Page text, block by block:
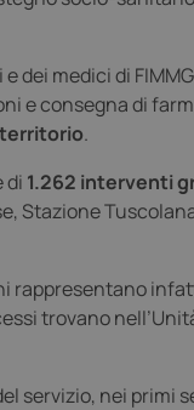
dei medici di
e consegna di
.
di 1.262 interventi
Stazione
rappresentano
trovano
servizio, nei primi